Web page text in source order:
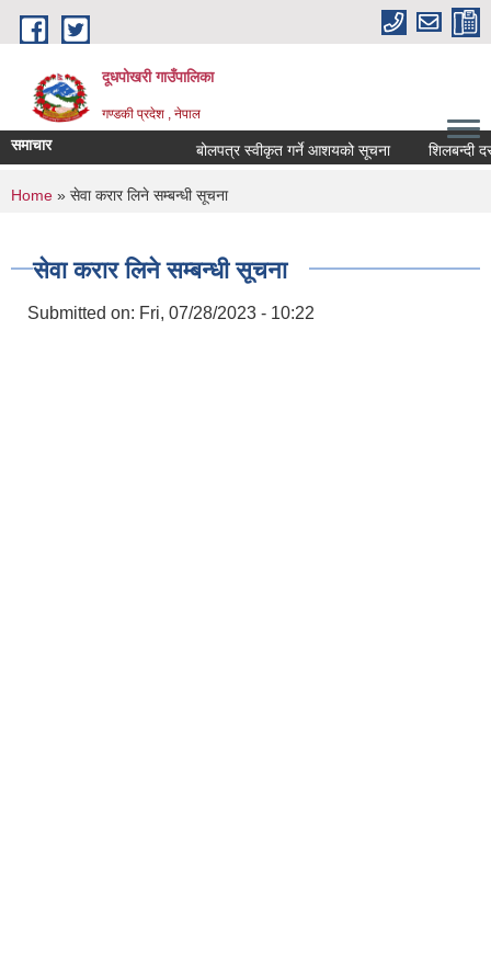
Skip to main content
दूधपोखरी गाउँपालिका
गण्डकी प्रदेश , नेपाल
समाचार बोलपत्र स्वीकृत गर्ने आशयको सूचना शिलबन्दी
You are here
Home » सेवा करार लिने सम्बन्धी सूचना
सेवा करार लिने सम्बन्धी सूचना
Submitted on: Fri, 07/28/2023 - 10:22